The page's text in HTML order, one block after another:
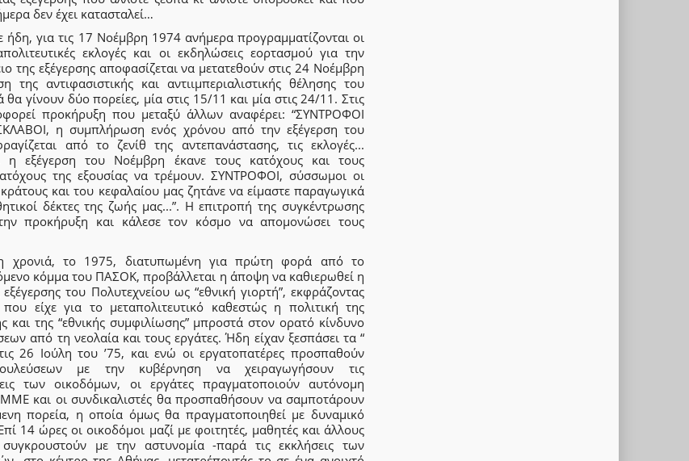
δεν έχει κατασταλεί…
για τις 17 Νοέμβρη 1974 ανήμερα προγραμματίζονται οι
εκλογές και οι εκδηλώσεις εορτασμού για την
της εξέγερσης αποφασίζεται να μετατεθούν στις 24 Νοέμβρη
της αντιφασιστικής και αντιιμπεριαλιστικής θέλησης του
θα γίνουν δύο πορείες, μία στις 15/11 και μία στις 24/11. Στις
προκήρυξη που μεταξύ άλλων αναφέρει: “ΣΥΝΤΡΟΦΟΙ
η συμπλήρωση ενός χρόνου από την εξέγερση του
από το ζενίθ της αντεπανάστασης, τις εκλογές...
η εξέγερση του Νοέμβρη έκανε τους κατόχους και τους
της εξουσίας να τρέμουν. ΣΥΝΤΡΟΦΟΙ, σύσσωμοι οι
και του κεφαλαίου μας ζητάνε να είμαστε παραγωγικά
δέκτες της ζωής μας...”. Η επιτροπή της συγκέντρωσης
την προκήρυξη και κάλεσε τον κόσμο να απομονώσει τους
χρονιά, το 1975, διατυπωμένη για πρώτη φορά από το
κόμμα του ΠΑΣΟΚ, προβάλλεται η άποψη να καθιερωθεί η
εξέγερσης του Πολυτεχνείου ως “εθνική γιορτή”, εκφράζοντας
είχε για το μεταπολιτευτικό καθεστώς η πολιτική της
και της “εθνικής συμφιλίωσης” μπροστά στον ορατό κίνδυνο
από τη νεολαία και τους εργάτες. Ήδη είχαν ξεσπάσει τα “
26 Ιούλη του ’75, και ενώ οι εργατοπατέρες προσπαθούν
με την κυβέρνηση να χειραγωγήσουν τις
των οικοδόμων, οι εργάτες πραγματοποιούν αυτόνομη
και οι συνδικαλιστές θα προσπαθήσουν να σαμποτάρουν
πορεία, η οποία όμως θα πραγματοποιηθεί με δυναμικό
14 ώρες οι οικοδόμοι μαζί με φοιτητές, μαθητές και άλλους
με την αστυνομία -παρά τις εκκλήσεις των